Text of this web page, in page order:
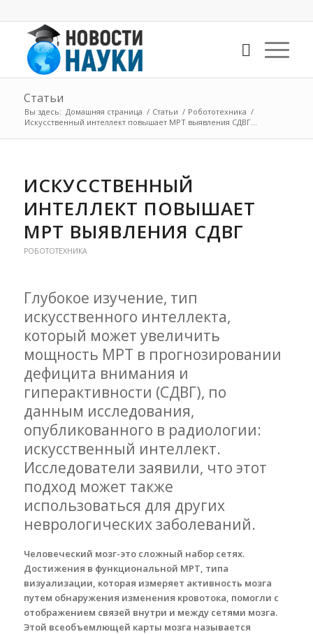
Статьи
Вы здесь: Домашняя страница / Статьи / Робототехника /
Искусственный интеллект повышает МРТ выявления СДВГ...
ИСКУССТВЕННЫЙ
ИНТЕЛЛЕКТ ПОВЫШАЕТ
МРТ ВЫЯВЛЕНИЯ СДВГ
РОБОТОТЕХНИКА
Глубокое изучение, тип
искусственного интеллекта,
который может увеличить
мощность МРТ в прогнозировании
дефицита внимания и
гиперактивности (СДВГ), по
данным исследования,
опубликованного в радиологии:
искусственный интеллект.
Исследователи заявили, что этот
подход может также
использоваться для других
неврологических заболеваний.
Человеческий мозг-это сложный набор сетях.
Достижения в функциональной МРТ, типа
визуализации, которая измеряет активность мозга
путем обнаружения изменения кровотока, помогли с
отображением связей внутри и между сетями мозга.
Этой всеобъемлющей карты мозга называется